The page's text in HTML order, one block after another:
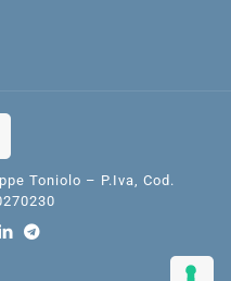
Toniolo – P.Iva, Cod.